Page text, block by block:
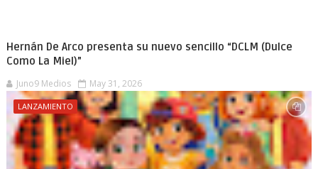
Hernán De Arco presenta su nuevo sencillo “DCLM (Dulce
Como La Miel)”
Juno9 Medios May 31, 2026
LANZAMIENTO